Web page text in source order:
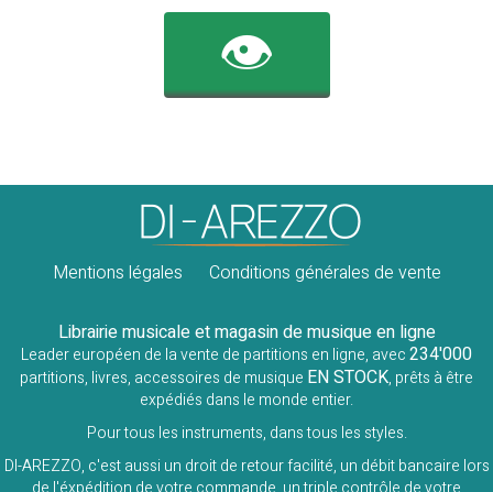
👁️
Mentions légales Conditions générales de vente
Librairie musicale et magasin de musique en ligne
Leader européen de la vente de partitions en ligne, avec234'000
partitions, livres, accessoires de musique EN STOCK, prêts à être
expédiés dans le monde entier.
Pour tous les instruments, dans tous les styles.
DI-AREZZO, c'est aussi un droit de retour facilité, un débit bancaire lors